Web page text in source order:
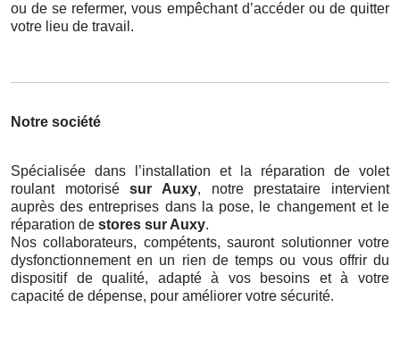
ou de se refermer, vous empêchant d’accéder ou de quitter
votre lieu de travail.
Notre société
Spécialisée dans l’installation et la réparation de volet
roulant motorisésur Auxy, notre prestataire intervient
auprès des entreprises dans la pose, le changement et le
réparation de stores sur Auxy.
Nos collaborateurs, compétents, sauront solutionner votre
dysfonctionnement en un rien de temps ou vous offrir du
dispositif de qualité, adapté à vos besoins et à votre
capacité de dépense, pour améliorer votre sécurité.